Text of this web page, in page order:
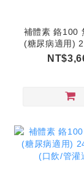
補體素 鉻100
(糖尿病適用) 2
52罐)